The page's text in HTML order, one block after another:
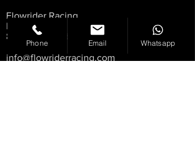
Flowrider Racing
Dorfstrasse 88
8957 Spreitenbach
info@flowriderracing.com
Phone Email Whatsapp